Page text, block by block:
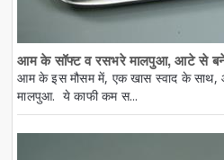
आम के सॉफ्ट व रसभरे मालपुआ, आटे से
आम के इस मौसम में, एक खास स्वाद के
मालपुआ. ये काफी कम स...